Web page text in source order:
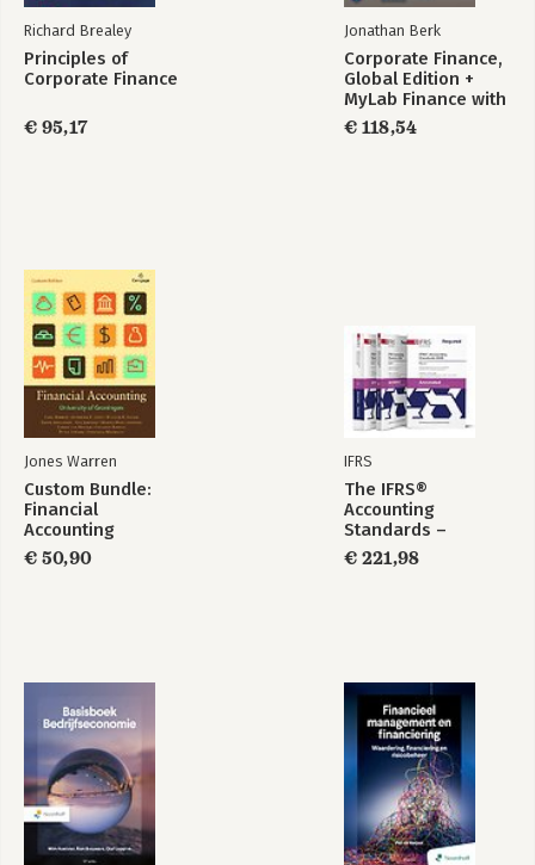
Richard Brealey
Principles of
Corporate Finance
€ 95,17
Jonathan Berk
Corporate Finance,
Global Edition +
MyLab Finance with
Pearson eText
(Package)
€ 118,54
Jones Warren
Custom Bundle:
Financial
Accounting
€ 50,90
IFRS
The IFRS®
Accounting
Standards –
Required Annotated
1 January 2026
€ 221,98